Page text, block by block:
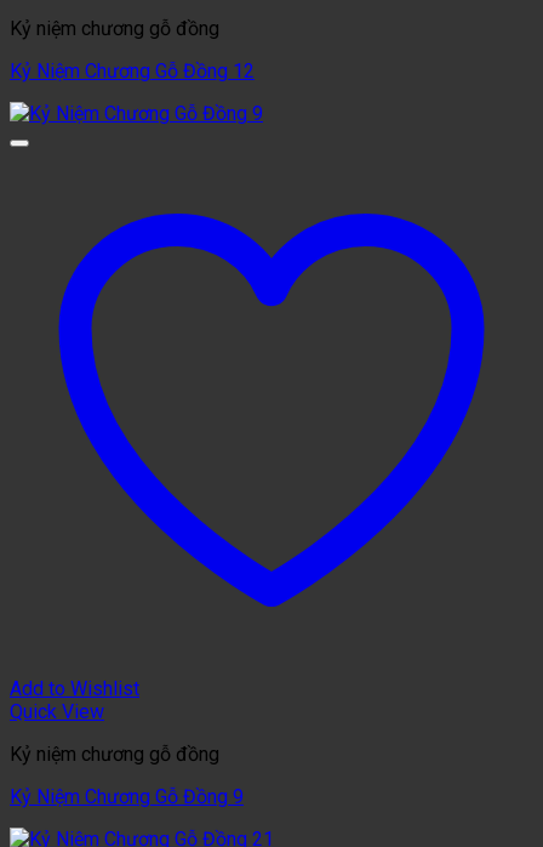
Kỷ niệm chương gỗ đồng
Kỷ Niệm Chương Gỗ Đồng 12
Add to Wishlist
Quick View
Kỷ niệm chương gỗ đồng
Kỷ Niệm Chương Gỗ Đồng 9